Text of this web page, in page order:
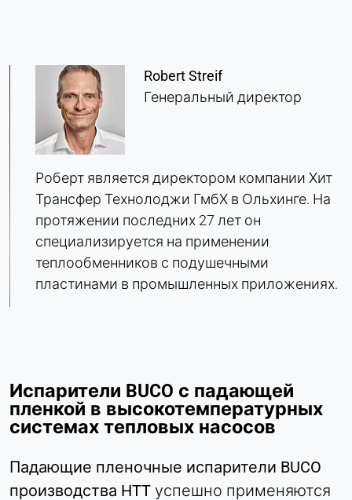
Robert Streif
Генеральный директор
Роберт является директором компании Хит
Трансфер Технолоджи ГмбХ в Ольхинге. На
протяжении последних 27 лет он
специализируется на применении
теплообменников с подушечными
пластинами в промышленных приложениях.
Испарители BUCO с падающей
пленкой в высокотемпературных
системах тепловых насосов
Падающие пленочные испарители BUCO
производства HTT успешно применяются
Используется для оценки эффективности
маркетинга и идентификации посетителей,
связанных с бизнесом.
LinkedIn
Name:
bcookie, li_gc, lidc
Provider:
Корпорация LinkedIn
Отслеживание конверсии
Name:
_li_id.#, _li_id.#.expires, _li_ses.#,
snowplowOutQueue_#_post2,